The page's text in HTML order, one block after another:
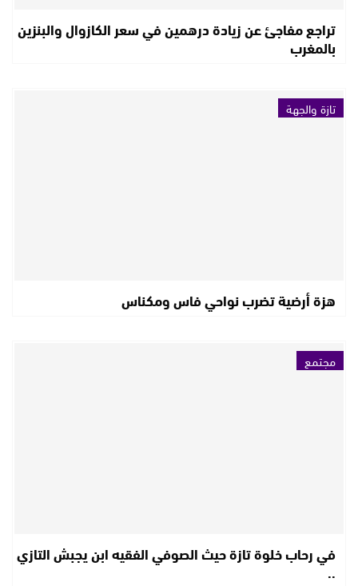
تراجع مفاجئ عن زيادة درهمين في سعر الكازوال والبنزين
بالمغرب
تازة والجهة
هزة أرضية تضرب نواحي فاس ومكناس
مجتمع
في رحاب خلوة تازة حيث الصوفي الفقيه ابن يجبش التازي
..